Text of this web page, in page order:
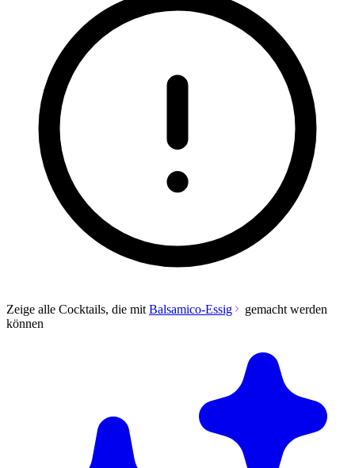
Zeige alle Cocktails, die mit Balsamico-Essig
gemacht werden
können